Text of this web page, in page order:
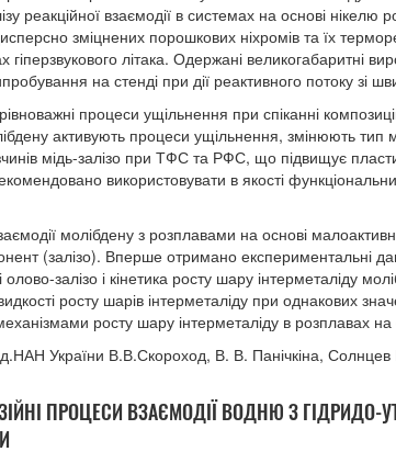
реакційної взаємодії в системах на основі нікелю
зміцнених порошкових ніхромів та їх
гіперзвукового літака. Одержані великогабаритні
на стенді при дії реактивного потоку зі
процеси ущільнення при спіканні
активують процеси ущільнення, змінюють тип
мідь-залізо при ТФС та РФС, що підвищує
використовувати в якості
молібдену з розплавами на основі
(залізо). Вперше отримано експериментальні
олово-залізо і кінетика росту шару інтерметаліду
росту шарів інтерметаліду при однакових
росту шару інтерметаліду в розплавах на
України В.В.Скороход, В. В. Панічкіна,
ПРОЦЕСИ ВЗАЄМОДІЇ ВОДНЮ З